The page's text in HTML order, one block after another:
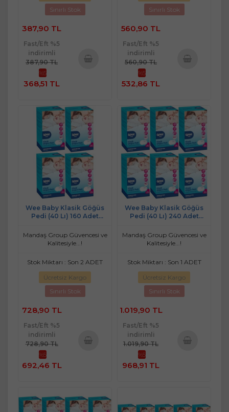
Sınırlı Stok
387,90 TL
Fast/Eft %5
indirimli
387,90 TL
%5
368,51 TL
Sınırlı Stok
560,90 TL
Fast/Eft %5
indirimli
560,90 TL
%5
532,86 TL
Wee Baby Klasik Göğüs
Pedi (40 Lı) 160 Adet
Mandaş Group Güvencesi ve
Kalitesiyle...!
Stok Miktarı : Son 2 ADET
Ücretsiz Kargo
Sınırlı Stok
728,90 TL
Fast/Eft %5
indirimli
728,90 TL
%5
692,46 TL
Wee Baby Klasik Göğüs
Pedi (40 Lı) 240 Adet
Mandaş Group Güvencesi ve
Kalitesiyle...!
Stok Miktarı : Son 1 ADET
Ücretsiz Kargo
Sınırlı Stok
1.019,90 TL
Fast/Eft %5
indirimli
1.019,90 TL
%5
968,91 TL